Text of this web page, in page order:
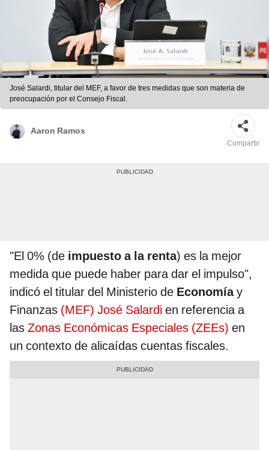
José Salardi, titular del MEF, a favor de tres medidas que son materia de
preocupación por el Consejo Fiscal.
Aaron Ramos
Compartir
"El 0% (de impuesto a la renta) es la mejor
medida que puede haber para dar el impulso",
indicó el titular del Ministerio de Economíay
Finanzas (MEF) José Salardi en referencia a
las Zonas Económicas Especiales (ZEEs) en
un contexto de alicaídas cuentas fiscales.